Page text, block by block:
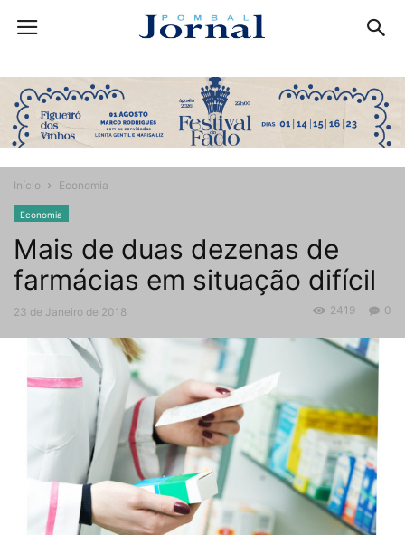
Início Economia
Economia
Mais de duas dezenas de
farmácias em situação difícil
23 de Janeiro de 2018 0
2419